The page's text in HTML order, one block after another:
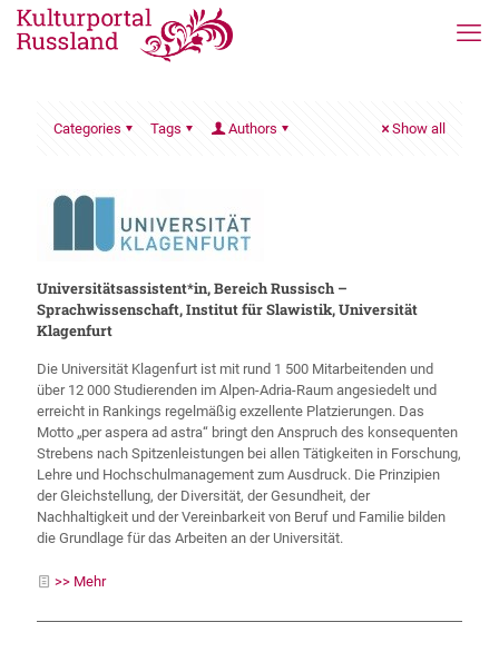
Categories Tags Authors Show all
Universitätsassistent*in, Bereich Russisch –
Sprachwissenschaft, Institut für Slawistik, Universität
Klagenfurt
Die Universität Klagenfurt ist mit rund 1 500 Mitarbeitenden und
über 12 000 Studierenden im Alpen-Adria-Raum angesiedelt und
erreicht in Rankings regelmäßig exzellente Platzierungen. Das
Motto „per aspera ad astra“ bringt den Anspruch des konsequenten
Strebens nach Spitzenleistungen bei allen Tätigkeiten in Forschung,
Lehre und Hochschulmanagement zum Ausdruck. Die Prinzipien
der Gleichstellung, der Diversität, der Gesundheit, der
Nachhaltigkeit und der Vereinbarkeit von Beruf und Familie bilden
die Grundlage für das Arbeiten an der Universität.
>> Mehr